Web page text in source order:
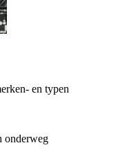
en typen
onderweg